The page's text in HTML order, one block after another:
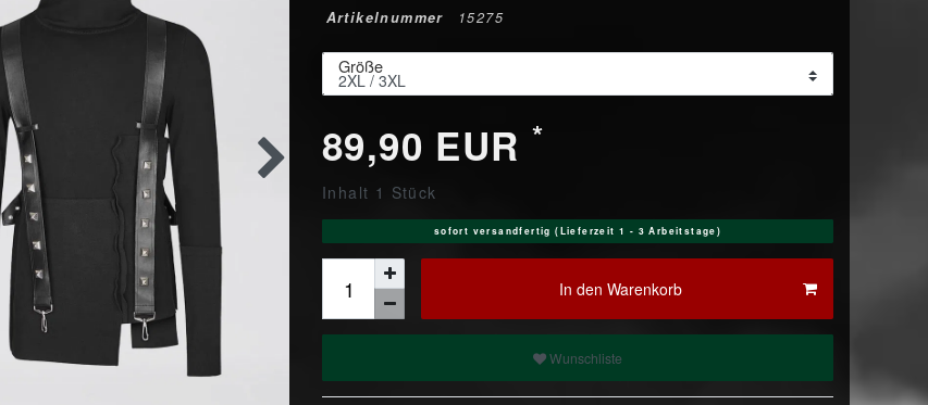
Artikelnummer 15275
Größe
89,90 EUR *
Inhalt 1 Stück
sofort versandfertig (Lieferzeit 1 - 3 Arbeitstage)
In den Warenkorb
Wunschliste